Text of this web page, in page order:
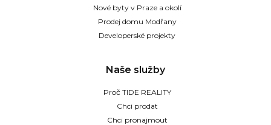
Nové byty v Praze a okolí
Prodej domu Modřany
Developerské projekty
Naše služby
Proč TIDE REALITY
Chci prodat
Chci pronajmout